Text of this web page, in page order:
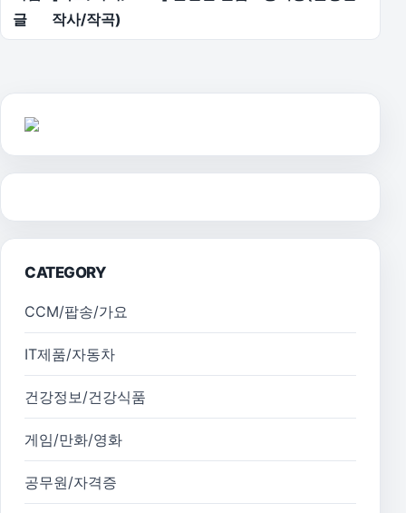
글
작사/작곡)
CATEGORY
CCM/팝송/가요
IT제품/자동차
건강정보/건강식품
게임/만화/영화
공무원/자격증